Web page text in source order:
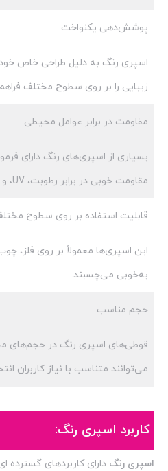
پوشش‌دهی یکنواخت
اسپری رنگ به دلیل طراحی خاص
زیبایی را بر روی سطوح مختلف
مقاومت در برابر عوامل محیطی
بسیاری از اسپری‌های رنگ دارای
مقاومت خوبی در برابر رطوبت، UV، و دیگر عوامل محیطی دارند.
قابلیت استفاده بر روی سطوح
این اسپری‌ها معمولاً بر روی فلز،
به‌خوبی می‌چسبند.
حجم مناسب
قوطی‌های اسپری رنگ در حجم‌های
می‌توانند متناسب با نیاز کاربران
کاربرد اسپری رنگ:
اسپری رنگ دارای کاربردهای